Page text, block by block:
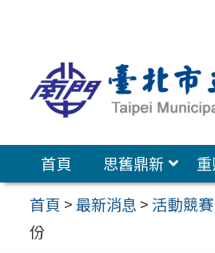
容
區
首頁 思舊鼎新
首頁 >最新消息 > 活動競賽
份